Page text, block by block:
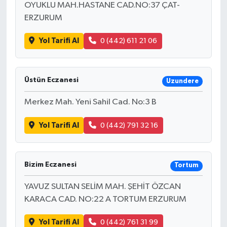
OYUKLU MAH.HASTANE CAD.NO:37 ÇAT-
ERZURUM
Yol Tarifi Al 0 (442) 611 21 06
Üstün Eczanesi Uzundere
Merkez Mah. Yeni Sahil Cad. No:3 B
Yol Tarifi Al 0 (442) 791 32 16
Bizim Eczanesi Tortum
YAVUZ SULTAN SELİM MAH. ŞEHİT ÖZCAN
KARACA CAD. NO:22 A TORTUM ERZURUM
Yol Tarifi Al 0 (442) 761 31 99